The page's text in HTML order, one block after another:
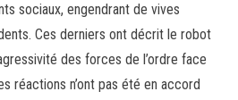
sociaux, engendrant de vives
Ces derniers ont décrit le robot
des forces de l’ordre face
réactions n’ont pas été en accord